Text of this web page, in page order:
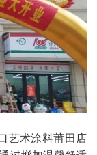
艺术涂料莆田店